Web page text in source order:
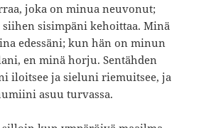
joka on minua neuvonut;
sisimpäni kehoittaa. Minä
edessäni; kun hän on minun
en minä horju. Sentähden
iloitsee ja sieluni riemuitsee, ja
asuu turvassa.